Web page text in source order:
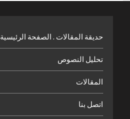
حديقة المقالات . الصفحة الرئيسية
تحليل النصوص
المقالات
اتصل بنا